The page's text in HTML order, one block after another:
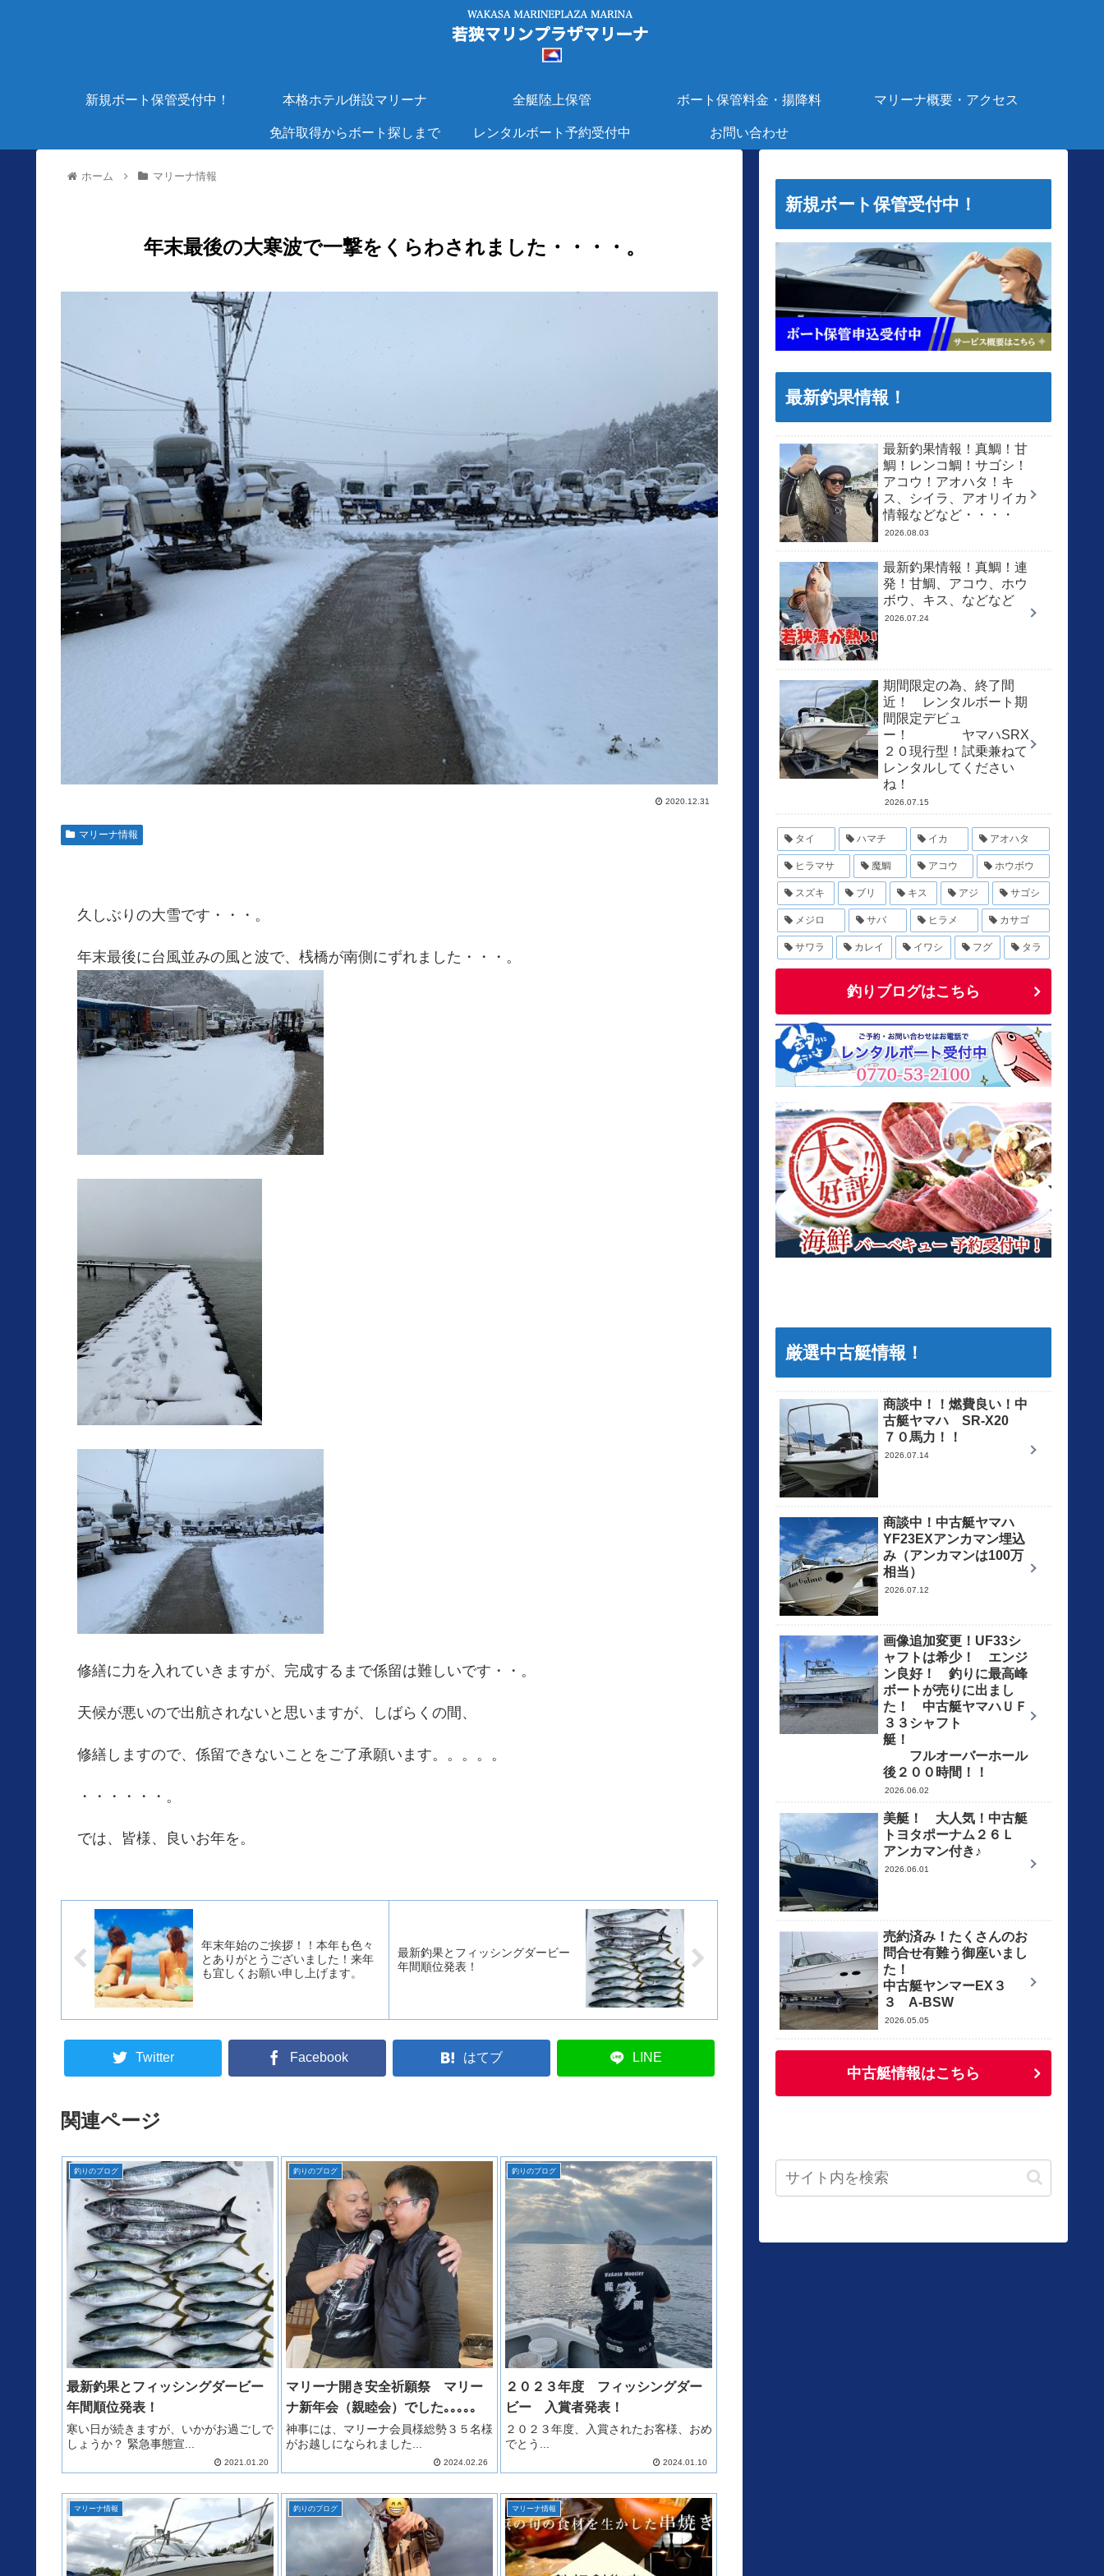
新規ボート保管受付中！ 本格ホテル併設マリーナ 全艇陸上保管 ボート保管料金・揚降料 マリーナ概要・アクセス
免許取得からボート探しまで レンタルボート予約受付中 お問い合わせ
ホーム マリーナ情報
年末最後の大寒波で一撃をくらわされました・・・・。
2020.12.31
マリーナ情報
久しぶりの大雪です・・・。
年末最後に台風並みの風と波で、桟橋が南側にずれました・・・。
修繕に力を入れていきますが、完成するまで係留は難しいです・・。
天候が悪いので出航されないと思いますが、しばらくの間、
修繕しますので、係留できないことをご了承願います。。。。。
・・・・・・。
では、皆様、良いお年を。
年末年始のご挨拶！！本年も色々
とありがとうございました！来年
も宜しくお願い申し上げます。
最新釣果とフィッシングダービー
年間順位発表！
Twitter Facebook はてブ LINE
関連ページ
釣りのブログ
最新釣果とフィッシングダービー
年間順位発表！
寒い日が続きますが、いかがお過ごしで
しょうか？ 緊急事態宣...
2021.01.20
釣りのブログ
マリーナ開き安全祈願祭 マリー
ナ新年会（親睦会）でした｡｡｡｡｡
神事には、マリーナ会員様総勢３５名様
がお越しになられました...
2024.02.26
釣りのブログ
２０２３年度 フィッシングダー
ビー 入賞者発表！
２０２３年度、入賞されたお客様、おめ
でとう...
2024.01.10
マリーナ情報 釣りのブログ マリーナ情報
新規ボート保管受付中！
最新釣果情報！
最新釣果情報！真鯛！甘
鯛！レンコ鯛！サゴシ！
アコウ！アオハタ！キ
ス、シイラ、アオリイカ
情報などなど・・・・
2026.08.03
最新釣果情報！真鯛！連
発！甘鯛、アコウ、ホウ
ボウ、キス、などなど
2026.07.24
期間限定の為、終了間
近！ レンタルボート期
間限定デビュ
ー！ ヤマハSRX
２０現行型！試乗兼ねて
レンタルしてください
ね！
2026.07.15
タイ ハマチ イカ アオハタ
ヒラマサ 魔鯛 アコウ ホウボウ
スズキ ブリ キス アジ サゴシ
メジロ サバ ヒラメ カサゴ
サワラ カレイ イワシ フグ タラ
釣りブログはこちら
厳選中古艇情報！
商談中！！燃費良い！中
古艇ヤマハ SR-X20
７０馬力！！
2026.07.14
商談中！中古艇ヤマハ
YF23EXアンカマン埋込
み（アンカマンは100万
相当）
2026.07.12
画像追加変更！UF33シ
ャフトは希少！ エンジ
ン良好！ 釣りに最高峰
ボートが売りに出まし
た！ 中古艇ヤマハＵＦ
３３シャフト
艇！
フルオーバーホール
後２００時間！！
2026.06.02
美艇！ 大人気！中古艇
トヨタポーナム２６Ｌ
アンカマン付き♪
2026.06.01
売約済み！たくさんのお
問合せ有難う御座いまし
た！
中古艇ヤンマーEX３
３ A-BSW
2026.05.05
中古艇情報はこちら